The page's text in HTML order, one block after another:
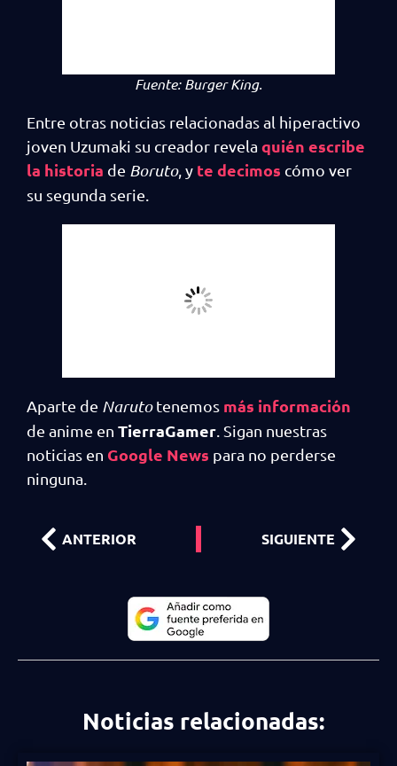
Fuente:Burger King.
Entre otras noticias relacionadas al hiperactivo
joven Uzumaki su creador revela quién escribe
la historia de Boruto, y te decimos cómo ver
su segunda serie.
Aparte de Narutotenemos más información
de anime en TierraGamer . Sigan nuestras
noticias en Google News para no perderse
ninguna.
ANTERIOR SIGUIENTE
Noticias relacionadas: